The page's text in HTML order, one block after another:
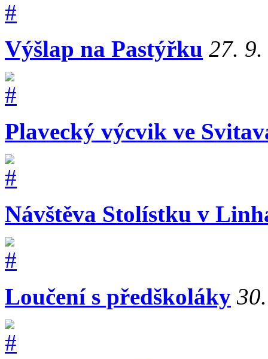
Výšlap na Pastýřku 27.
Plavecký výcvik ve
Návštěva Stolístku v
Loučení s předškoláky